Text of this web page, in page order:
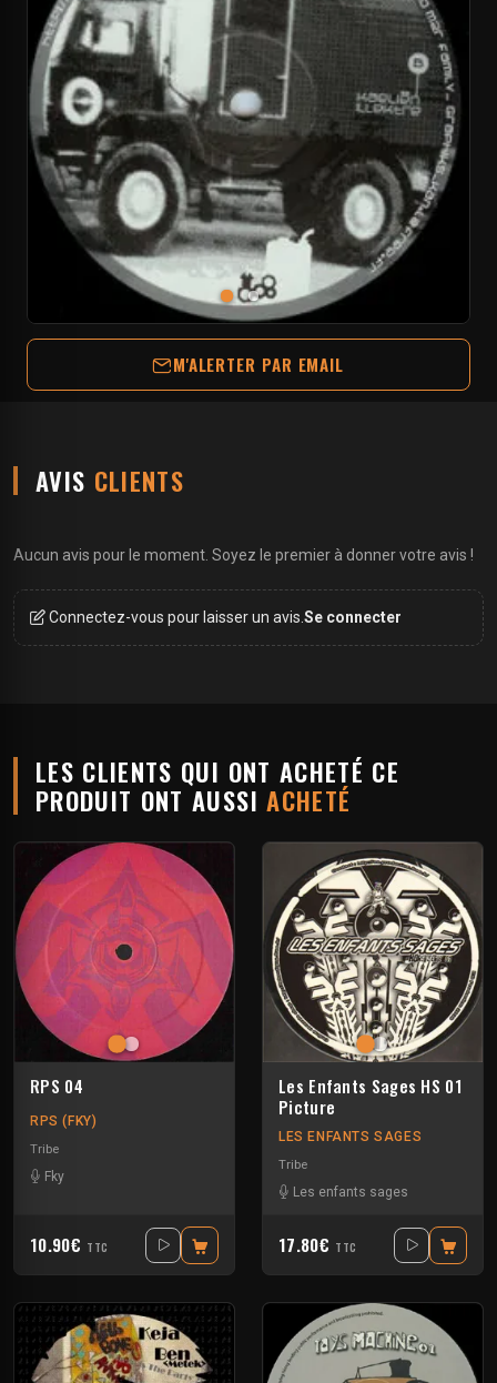
M'ALERTER PAR EMAIL
AVIS CLIENTS
Aucun avis pour le moment. Soyez le premier à donner votre avis !
Connectez-vous pour laisser un avis. Se connecter
LES CLIENTS QUI ONT ACHETÉ CE
PRODUIT ONT AUSSIACHETÉ
RPS 04
RPS (FKY)
Tribe
Fky
10.90€ TTC
Les Enfants Sages HS 01
Picture
LES ENFANTS SAGES
Tribe
Les enfants sages
17.80€ TTC